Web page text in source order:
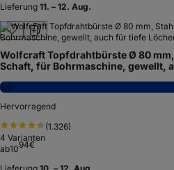
Lieferung 11. – 12. Aug.
Wolfcraft Topfdrahtbürste Ø 80
Schaft, für Bohrmaschine, gewellt,
8,0
Hervorragend
(1.326)
4 Varianten
ab1094€